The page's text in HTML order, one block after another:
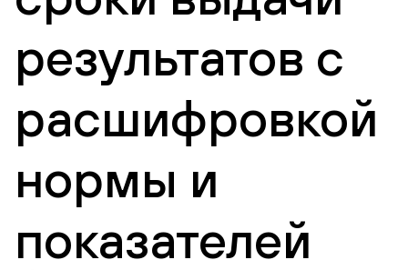
результатов с
расшифровкой
нормы и
показателей